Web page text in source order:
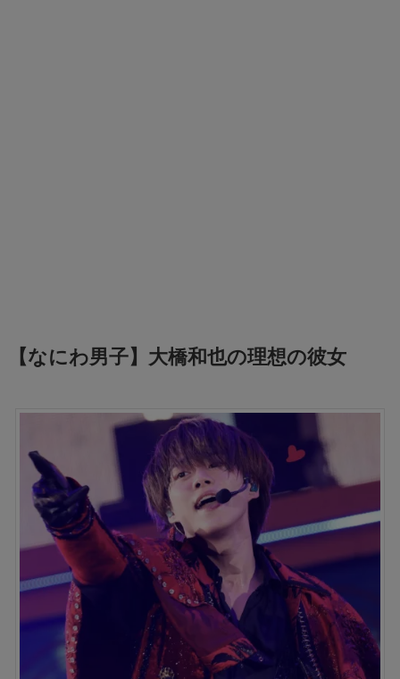
【なにわ男子】大橋和也の理想の彼女